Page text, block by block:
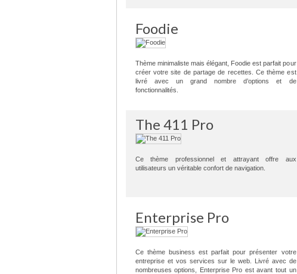
Foodie
Thème minimaliste mais élégant, Foodie est parfait pour
créer votre site de partage de recettes. Ce thème est
livré avec un grand nombre d’options et de
fonctionnalités.
The 411 Pro
Ce thème professionnel et attrayant offre aux
utilisateurs un véritable confort de navigation.
Enterprise Pro
Ce thème business est parfait pour présenter votre
entreprise et vos services sur le web. Livré avec de
nombreuses options, Enterprise Pro est avant tout un